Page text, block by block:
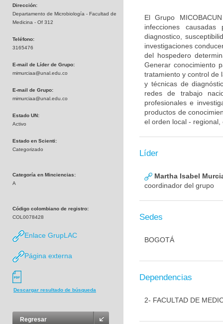
Dirección:
Departamento de Microbiología - Facultad de
Medicina - Of 312
Teléfono:
3165476
E-mail de Líder de Grupo:
mimurciaa@unal.edu.co
E-mail de Grupo:
mimurciaa@unal.edu.co
Estado UN:
Activo
Estado en Scienti:
Categorizado
Categoría en Minciencias:
A
Código colombiano de registro:
COL0078428
Enlace GrupLAC
Página externa
Descargar resultado de búsqueda
Regresar
El Grupo
infecciones
diagnostico,
investigaciones
del hospedero
Generar conocimiento
tratamiento y control de
y técnicas de
redes de trabajo
profesionales e
productos de
el orden local -
Líder
Martha Isabel
coordinador del grupo
Sedes
BOGOTÁ
Dependencias
2- FACULTAD DE